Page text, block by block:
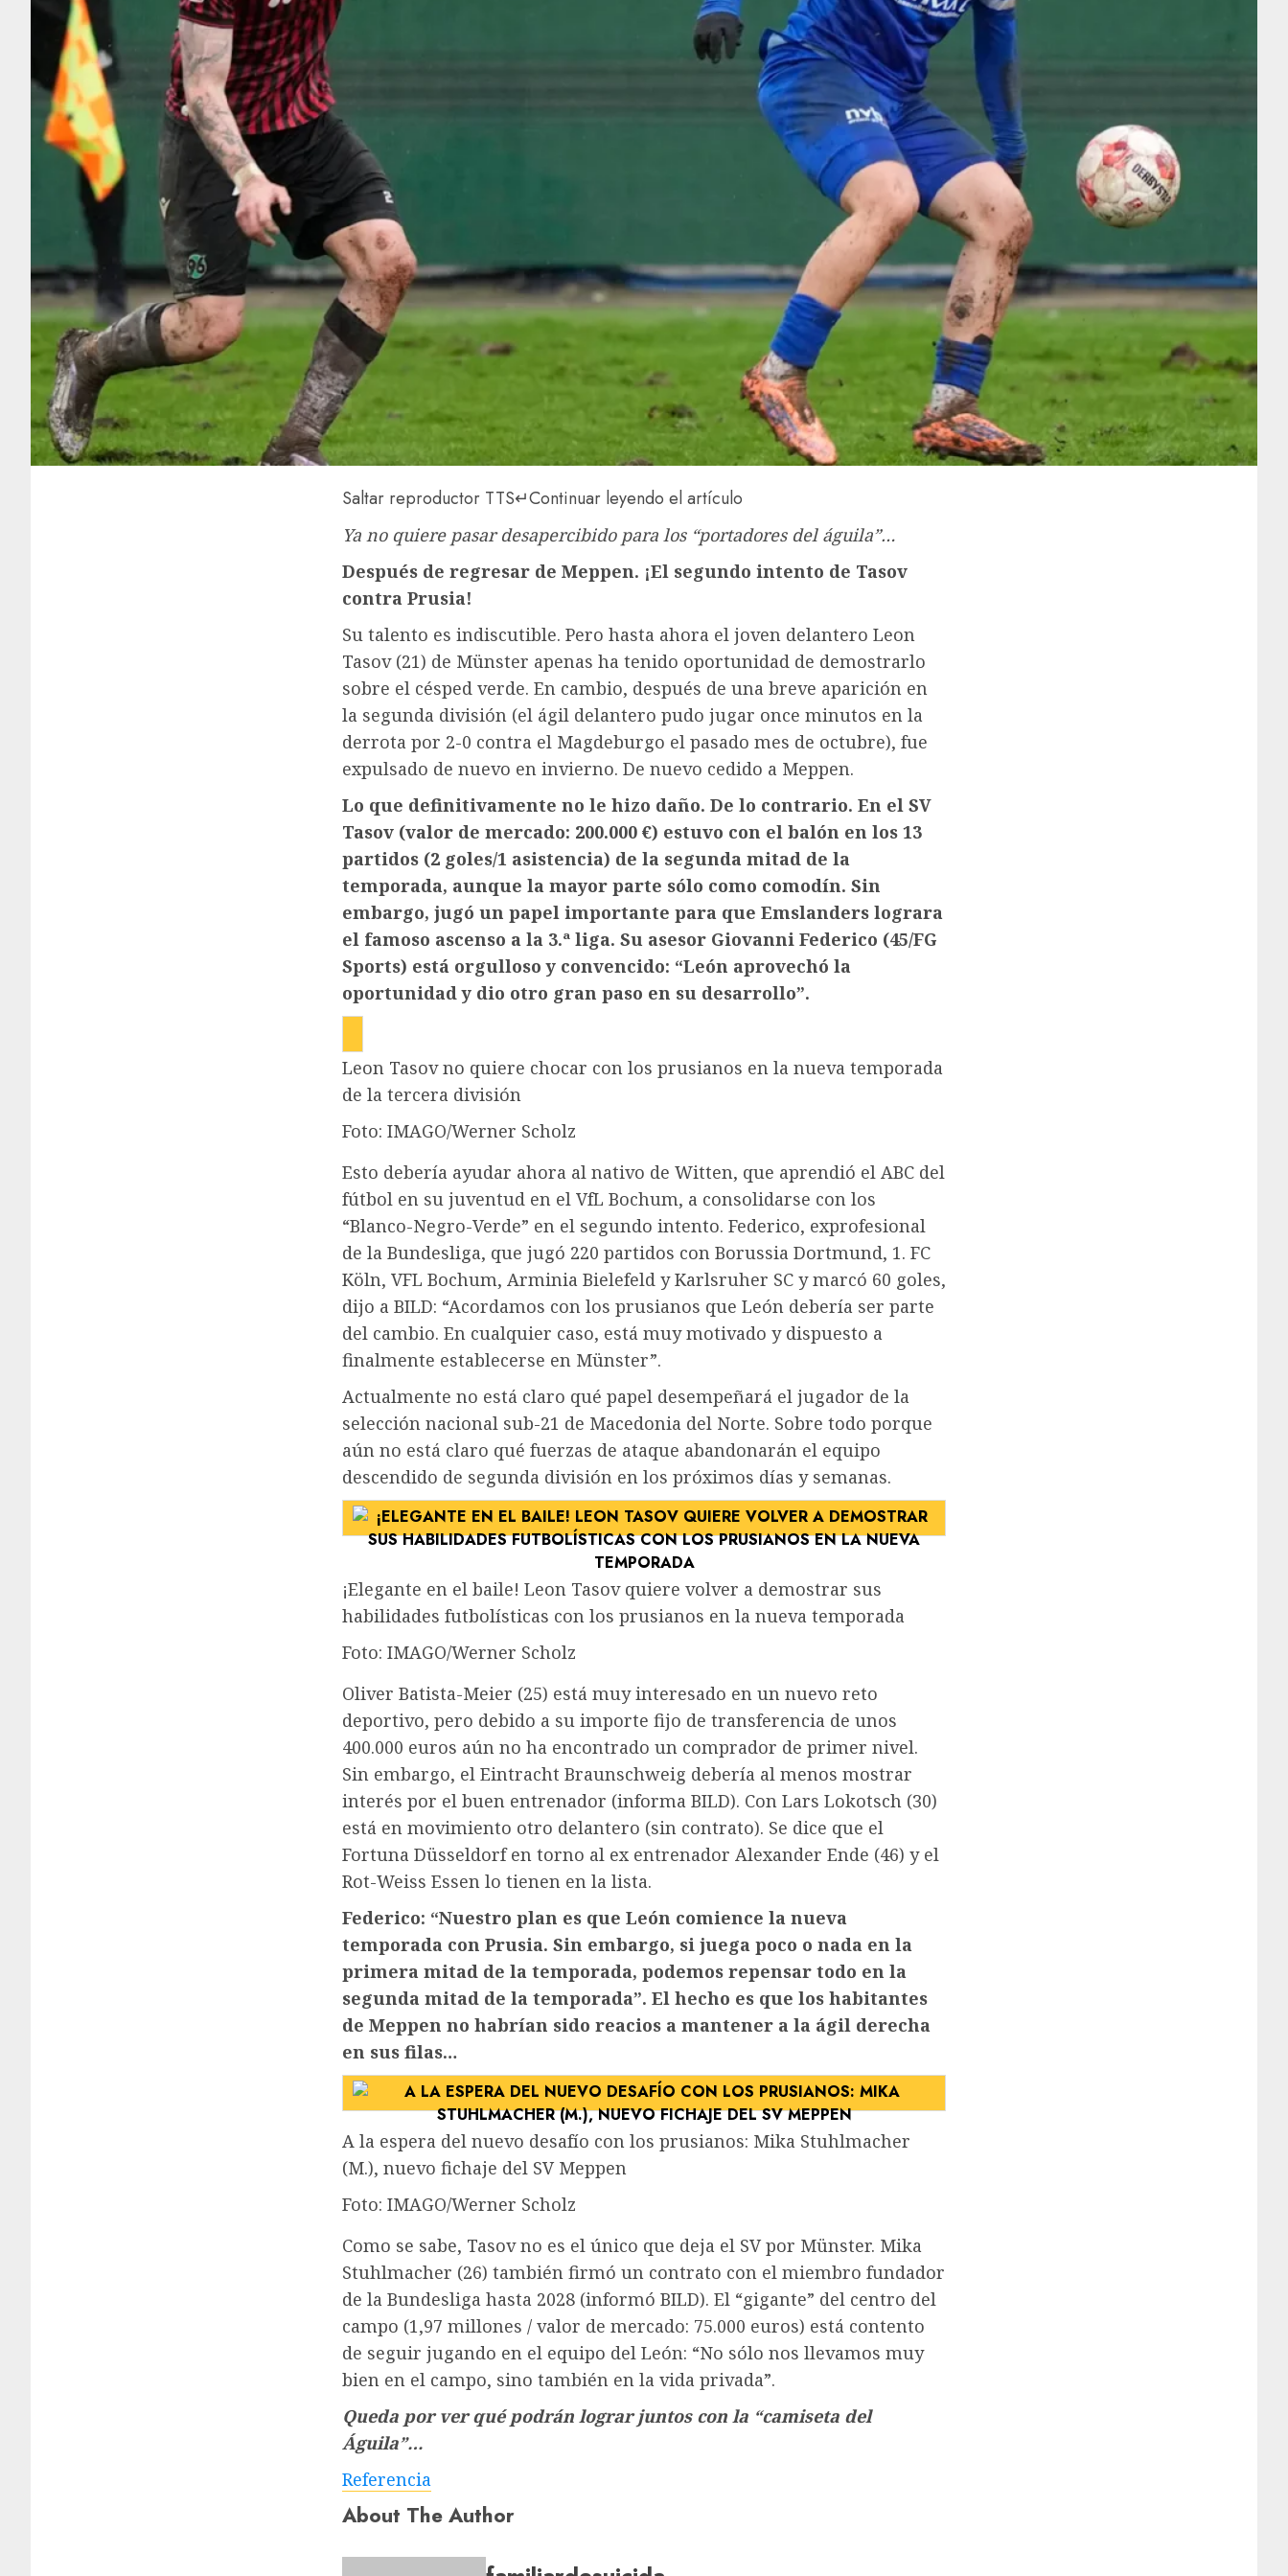
Saltar reproductor TTS↵Continuar leyendo el artículo
Ya no quiere pasar desapercibido para los “portadores del águila”…
Después de regresar de Meppen. ¡El segundo intento de Tasov
contra Prusia!
Su talento es indiscutible. Pero hasta ahora el joven delantero Leon
Tasov (21) de Münster apenas ha tenido oportunidad de demostrarlo
sobre el césped verde. En cambio, después de una breve aparición en
la segunda división (el ágil delantero pudo jugar once minutos en la
derrota por 2-0 contra el Magdeburgo el pasado mes de octubre), fue
expulsado de nuevo en invierno. De nuevo cedido a Meppen.
Lo que definitivamente no le hizo daño. De lo contrario. En el SV
Tasov (valor de mercado: 200.000 €) estuvo con el balón en los 13
partidos (2 goles/1 asistencia) de la segunda mitad de la
temporada, aunque la mayor parte sólo como comodín. Sin
embargo, jugó un papel importante para que Emslanders lograra
el famoso ascenso a la 3.ª liga. Su asesor Giovanni Federico (45/FG
Sports) está orgulloso y convencido: “León aprovechó la
oportunidad y dio otro gran paso en su desarrollo”.
Leon Tasov no quiere chocar con los prusianos en la nueva temporada
de la tercera división
Foto: IMAGO/Werner Scholz
Esto debería ayudar ahora al nativo de Witten, que aprendió el ABC del
fútbol en su juventud en el VfL Bochum, a consolidarse con los
“Blanco-Negro-Verde” en el segundo intento. Federico, exprofesional
de la Bundesliga, que jugó 220 partidos con Borussia Dortmund, 1. FC
Köln, VFL Bochum, Arminia Bielefeld y Karlsruher SC y marcó 60 goles,
dijo a BILD: “Acordamos con los prusianos que León debería ser parte
del cambio. En cualquier caso, está muy motivado y dispuesto a
finalmente establecerse en Münster”.
Actualmente no está claro qué papel desempeñará el jugador de la
selección nacional sub-21 de Macedonia del Norte. Sobre todo porque
aún no está claro qué fuerzas de ataque abandonarán el equipo
descendido de segunda división en los próximos días y semanas.
¡Elegante en el baile! Leon Tasov quiere volver a demostrar sus
habilidades futbolísticas con los prusianos en la nueva temporada
Foto: IMAGO/Werner Scholz
Oliver Batista-Meier (25) está muy interesado en un nuevo reto
deportivo, pero debido a su importe fijo de transferencia de unos
400.000 euros aún no ha encontrado un comprador de primer nivel.
Sin embargo, el Eintracht Braunschweig debería al menos mostrar
interés por el buen entrenador (informa BILD). Con Lars Lokotsch (30)
está en movimiento otro delantero (sin contrato). Se dice que el
Fortuna Düsseldorf en torno al ex entrenador Alexander Ende (46) y el
Rot-Weiss Essen lo tienen en la lista.
Federico: “Nuestro plan es que León comience la nueva
temporada con Prusia. Sin embargo, si juega poco o nada en la
primera mitad de la temporada, podemos repensar todo en la
segunda mitad de la temporada”. El hecho es que los habitantes
de Meppen no habrían sido reacios a mantener a la ágil derecha
en sus filas…
A la espera del nuevo desafío con los prusianos: Mika Stuhlmacher
(M.), nuevo fichaje del SV Meppen
Foto: IMAGO/Werner Scholz
Como se sabe, Tasov no es el único que deja el SV por Münster. Mika
Stuhlmacher (26) también firmó un contrato con el miembro fundador
de la Bundesliga hasta 2028 (informó BILD). El “gigante” del centro del
campo (1,97 millones / valor de mercado: 75.000 euros) está contento
de seguir jugando en el equipo del León: “No sólo nos llevamos muy
bien en el campo, sino también en la vida privada”.
Queda por ver qué podrán lograr juntos con la “camiseta del
Águila”…
Referencia
About The Author